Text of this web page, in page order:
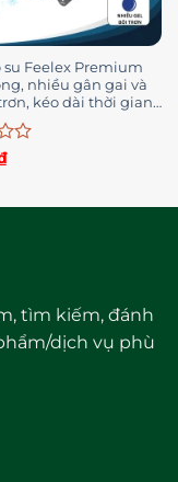
su Feelex Premium
nhiều gân gai và
kéo dài thời gian,
cấp hộp 10 bcs
tìm kiếm, đánh
dịch vụ phù